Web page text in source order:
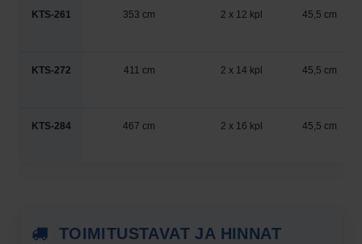
KTS-261 353 cm 2 x 12 kpl 45,5 cm
KTS-272 411 cm 2 x 14 kpl 45,5 cm
KTS-284 467 cm 2 x 16 kpl 45,5 cm
TOIMITUSTAVAT JA HINNAT